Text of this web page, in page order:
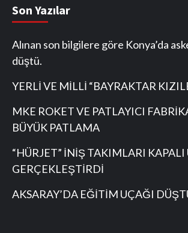
Son Yazılar
Alınan son bilgilere göre Konya’da
düştü.
YERLİ VE MİLLİ “BAYRAKTAR
MKE ROKET VE PATLAYICI
BÜYÜK PATLAMA
“HÜRJET” İNİŞ TAKIMLARI KAPALI
GERÇEKLEŞTİRDİ
AKSARAY’DA EĞİTİM UÇAĞI